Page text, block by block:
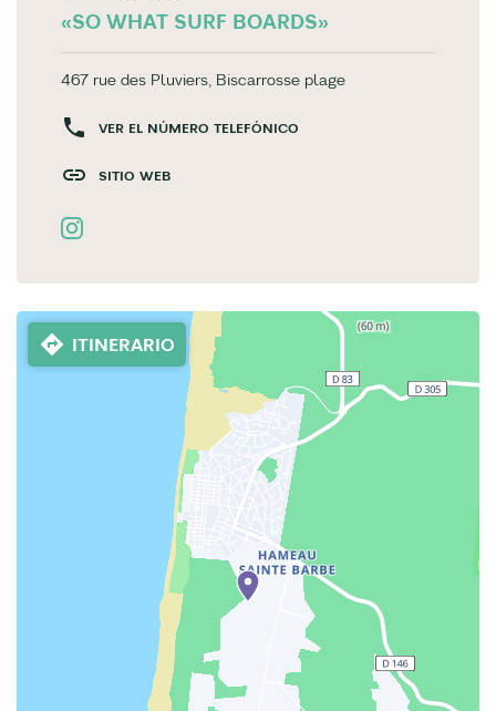
«SO WHAT SURF BOARDS»
467 rue des Pluviers, Biscarrosse plage
VER EL NÚMERO TELEFÓNICO
SITIO WEB
ITINERARIO